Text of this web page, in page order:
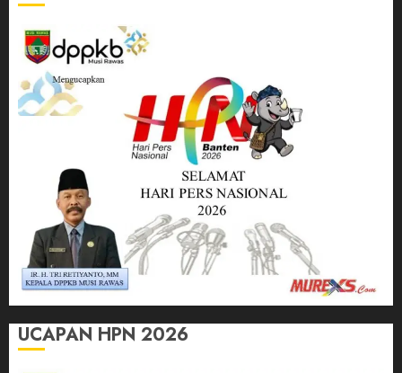
UCAPAN HPN 2026